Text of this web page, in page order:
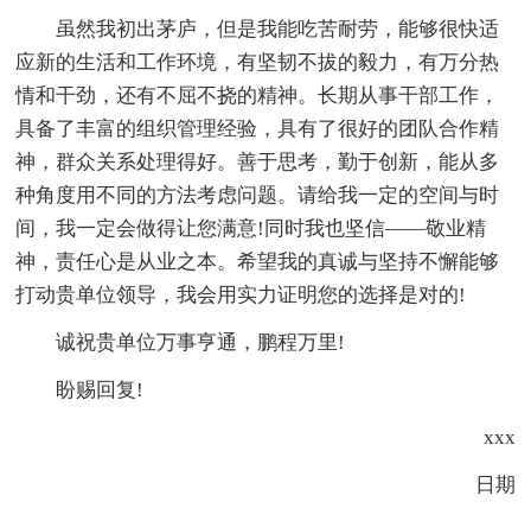
虽然我初出茅庐，但是我能吃苦耐劳，能够很快适
应新的生活和工作环境，有坚韧不拔的毅力，有万分热
情和干劲，还有不屈不挠的精神。长期从事干部工作，
具备了丰富的组织管理经验，具有了很好的团队合作精
神，群众关系处理得好。善于思考，勤于创新，能从多
种角度用不同的方法考虑问题。请给我一定的空间与时
间，我一定会做得让您满意!同时我也坚信——敬业精
神，责任心是从业之本。希望我的真诚与坚持不懈能够
打动贵单位领导，我会用实力证明您的选择是对的!
诚祝贵单位万事亨通，鹏程万里!
盼赐回复!
xxx
日期